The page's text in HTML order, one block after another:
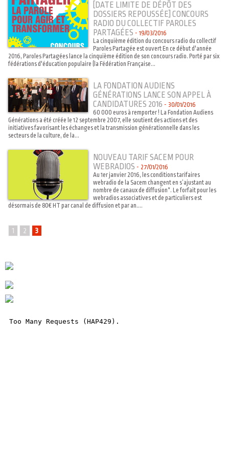
[DATE LIMITE DE DÉPÔT DES
DOSSIERS REPOUSSÉE] CONCOURS
RADIO DU COLLECTIF PAROLES
PARTAGÉES - 19/03/2016
La cinquième édition du concours radio du collectif
Paroles Partagée est ouvert En ce début d'année
2016, Paroles Partagées lance la cinquième édition de son concours radio. Porté par six
fédérations d'éducation populaire (la Fédération Française...
LA FONDATION AUDIENS
GÉNÉRATIONS LANCE SON APPEL À
CANDIDATURES 2016 - 30/01/2016
60 000 euros à remporter ! La Fondation Audiens
Générations a été créée le 12 septembre 2007, elle soutient des actions et des
initiatives favorisant les échanges et la transmission générationnelle dans les
secteurs de la culture, de la...
NOUVEAU TARIF SACEM POUR
WEBRADIOS - 27/01/2016
Au 1er janvier 2016, les conditions tarifaires
webradio de la Sacem changent en s’ajustant au
nombre de canaux de diffusion*. Le forfait pour les
webradios associatives et de particuliers est
désormais de 80€ HT par canal de diffusion et par an....
1 2 3